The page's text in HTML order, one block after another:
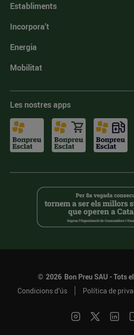
Establiments
Incorpora't
Energia
Mobilitat
Les nostres apps
© 2026 Bon Preu SAU - Tots
Condicions d’ús
Política de